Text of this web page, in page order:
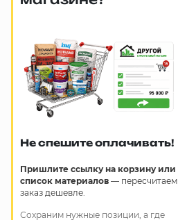
Не спешите оплачивать!
Пришлите ссылку на корзину или
список материалов — пересчитаем
заказ дешевле.
Сохраним нужные позиции, а где